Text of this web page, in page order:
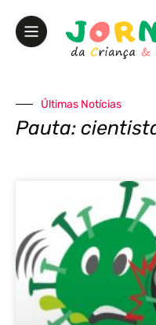
Últimas Notícias
Pauta: